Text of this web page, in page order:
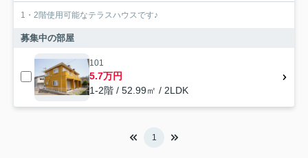
1・2階使用可能なテラスハウスです♪
募集中の部屋
101
5.7万円
1-2階 / 52.99㎡ / 2LDK
1